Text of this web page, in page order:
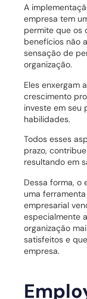
A
empresa tem
permite que os
benefícios não
sensação de
organização.
Eles enxergam
crescimento
investe em seu
habilidades.
Todos esses
prazo,
resultando em
Dessa forma, o
uma
empresarial
especialmente
organização
satisfeitos e
empresa.